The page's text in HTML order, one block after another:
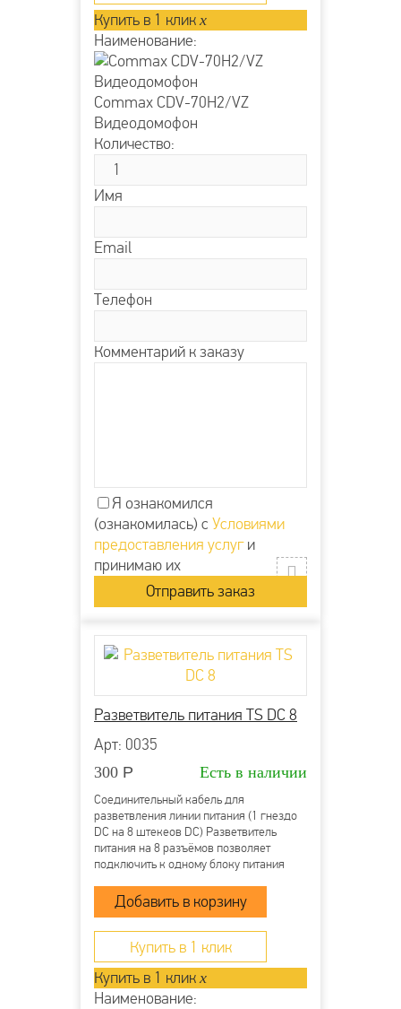
Купить в 1 клик x
Наименование:
Commax CDV-70H2/VZ
Видеодомофон
Количество:
Имя
Email
Телефон
Комментарий к заказу
Я ознакомился
(ознакомилась) с Условиями
предоставления услуги
принимаю их
Разветвитель питания TS DC 8
Арт: 0035
300 Р Есть в наличии
Соединительный кабель для
разветвления линии питания (1 гнездо
DC на 8 штекеов DC) Разветвитель
питания на 8 разъёмов позволяет
подключить к одному блоку питания
Гнездо питания DC типа «мама»
(внутренний контакт 2.1 мм) Выход: 8
штекеров питания DC...
Купить в 1 клик
Купить в 1 клик x
Наименование: